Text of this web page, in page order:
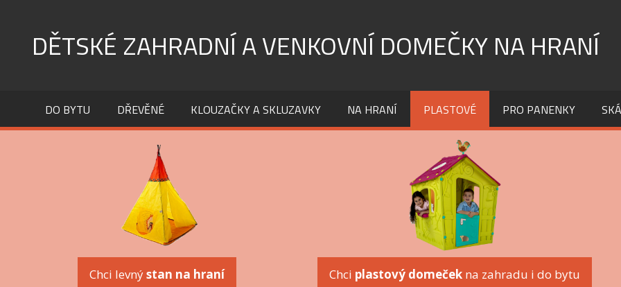
contentDĚTSKÉ ZAHRADNÍ A VENKOVNÍ DOMEČKY NA HRANÍ
DO BYTU DŘEVĚNÉ KLOUZAČKY A SKLUZAVKY NA HRANÍ PLASTOVÉ PRO PANENKY
Chci levnýstan na hraní Chci plastový domečekna zahradu i do bytu